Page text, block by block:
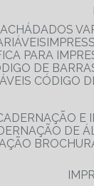
DADOS
PARA
DE
CÓDIGO
E
DE